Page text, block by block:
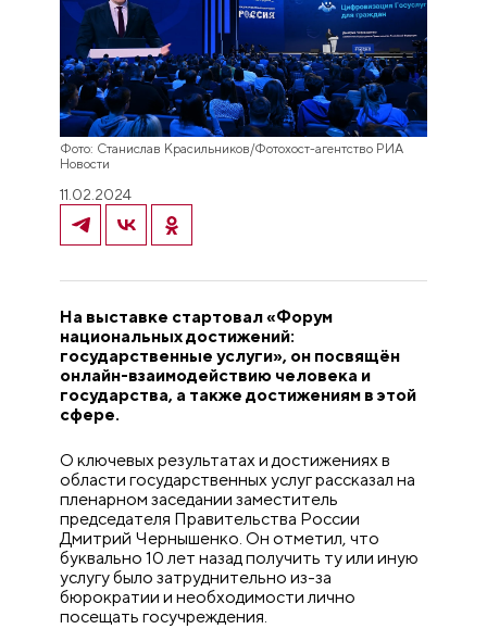
Фото: Станислав Красильников/Фотохост-агентство РИА
Новости
11.02.2024
На выставке стартовал «Форум
национальных достижений:
государственные услуги», он посвящён
онлайн-взаимодействию человека и
государства, а также достижениям в этой
сфере.
О ключевых результатах и достижениях в
области государственных услуг рассказал на
пленарном заседании заместитель
председателя Правительства России
Дмитрий Чернышенко. Он отметил, что
буквально 10 лет назад получить ту или иную
услугу было затруднительно из-за
бюрократии и необходимости лично
посещать госучреждения.